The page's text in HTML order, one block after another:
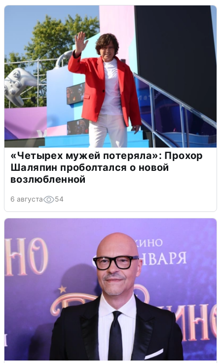
«Четырех мужей потеряла»: Прохор
Шаляпин проболтался о новой
возлюбленной
6 августа 54